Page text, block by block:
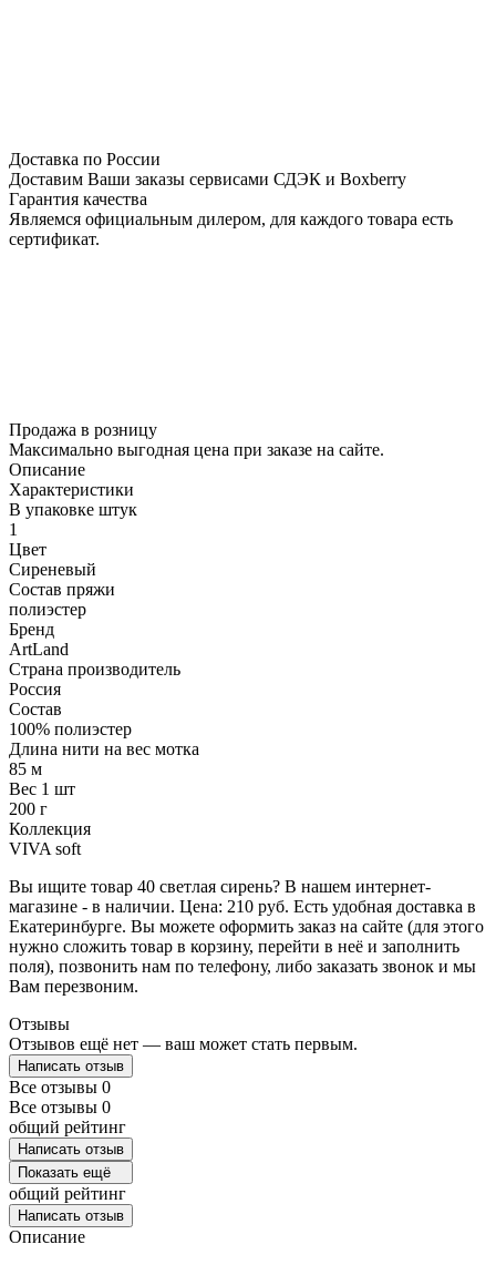
Доставка по России
Доставим Ваши заказы сервисами СДЭК и Boxberry
Гарантия качества
Являемся официальным дилером, для каждого товара есть
сертификат.
Продажа в розницу
Максимально выгодная цена при заказе на сайте.
Описание
Характеристики
В упаковке штук
1
Цвет
Сиреневый
Состав пряжи
полиэстер
Бренд
ArtLand
Страна производитель
Россия
Состав
100% полиэстер
Длина нити на вес мотка
85 м
Вес 1 шт
200 г
Коллекция
VIVA soft
Вы ищите товар 40 светлая сирень? В нашем интернет-
магазине - в наличии. Цена: 210 руб. Есть удобная доставка в
Екатеринбурге. Вы можете оформить заказ на сайте (для этого
нужно сложить товар в корзину, перейти в неё и заполнить
поля), позвонить нам по телефону, либо заказать звонок и мы
Вам перезвоним.
Отзывы
Отзывов ещё нет — ваш может стать первым.
Написать отзыв
Все отзывы 0
Все отзывы 0
общий рейтинг
Написать отзыв
Показать ещё
общий рейтинг
Написать отзыв
Описание